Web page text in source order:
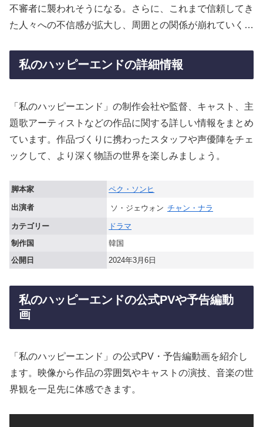
不審者に襲われそうになる。さらに、これまで信頼してき
た人々への不信感が拡大し、周囲との関係が崩れていく…
私のハッピーエンドの詳細情報
「私のハッピーエンド」の制作会社や監督、キャスト、主
題歌アーティストなどの作品に関する詳しい情報をまとめ
ています。作品づくりに携わったスタッフや声優陣をチェ
ックして、より深く物語の世界を楽しみましょう。
脚本家 ペク・ソンヒ
出演者 ソ・ジェウォン チャン・ナラ
カテゴリー
ドラマ
制作国
韓国
公開日
2024年3月6日
私のハッピーエンドの公式PVや予告編動
画
「私のハッピーエンド」の公式PV・予告編動画を紹介し
ます。映像から作品の雰囲気やキャストの演技、音楽の世
界観を一足先に体感できます。